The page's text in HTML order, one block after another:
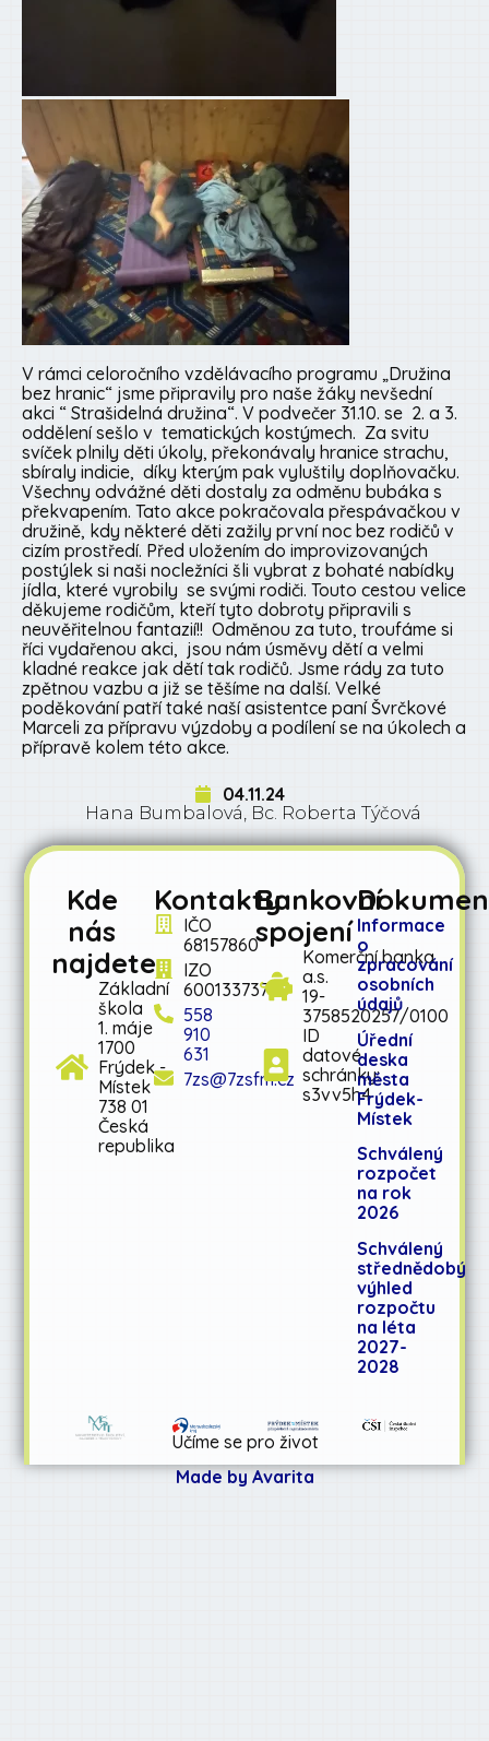
V rámci celoročního vzdělávacího programu „Družina
bez hranic“ jsme připravily pro naše žáky nevšední
akci “ Strašidelná družina“. V podvečer 31.10. se 2. a 3.
oddělení sešlo v tematických kostýmech. Za svitu
svíček plnily děti úkoly, překonávaly hranice strachu,
sbíraly indicie, díky kterým pak vyluštily doplňovačku.
Všechny odvážné děti dostaly za odměnu bubáka s
překvapením. Tato akce pokračovala přespávačkou v
družině, kdy některé děti zažily první noc bez rodičů v
cizím prostředí. Před uložením do improvizovaných
postýlek si naši nocležníci šli vybrat z bohaté nabídky
jídla, které vyrobily se svými rodiči. Touto cestou velice
děkujeme rodičům, kteří tyto dobroty připravili s
neuvěřitelnou fantazií!! Odměnou za tuto, troufáme si
říci vydařenou akci, jsou nám úsměvy dětí a velmi
kladné reakce jak dětí tak rodičů. Jsme rády za tuto
zpětnou vazbu a již se těšíme na další. Velké
poděkování patří také naší asistentce paní Švrčkové
Marceli za přípravu výzdoby a podílení se na úkolech a
přípravě kolem této akce.
04.11.24
Hana Bumbalová, Bc. Roberta Týčová
Kde
nás
najdete
Základní
škola
1. máje
1700
Frýdek -
Místek
738 01
Česká
republika
Kontakty
IČO
68157860
IZO
600133737
558
910
631
7zs@7zsfm.cz
Bankovní
spojení
Komerční banka
a.s.
19-
3758520257/0100
ID
datové
schránky:
s3vv5h4
Informace
o
zpracování
osobních
údajů
Úřední
deska
města
Frýdek-
Místek
Schválený
rozpočet
na rok
2026
Schválený
střednědobý
výhled
rozpočtu
na léta
2027-
2028
Učíme se pro život
Made by Avarita